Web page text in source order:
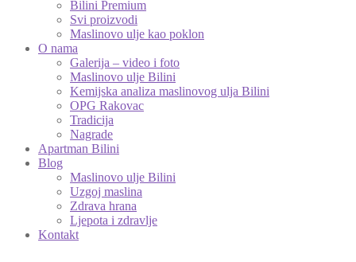
Bilini Premium
Svi proizvodi
Maslinovo ulje kao poklon
O nama
Galerija – video i foto
Maslinovo ulje Bilini
Kemijska analiza maslinovog ulja Bilini
OPG Rakovac
Tradicija
Nagrade
Apartman Bilini
Blog
Maslinovo ulje Bilini
Uzgoj maslina
Zdrava hrana
Ljepota i zdravlje
Kontakt